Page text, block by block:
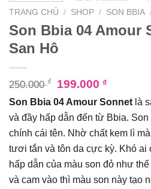
TRANG CHỦ / SHOP / SON BBIA
Son Bbia 04 Amour
San Hô
250.000₫ 199.000 ₫
Son Bbia 04 Amour Sonnet là
và đầy hấp dẫn đến từ Bbia.
chính cái tên. Nhờ chất kem lì
tươi tắn và tôn da cực kỳ. Khó
hấp dẫn của màu son đỏ như
và cam vào thì màu son này tạo